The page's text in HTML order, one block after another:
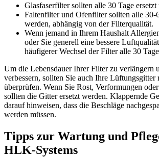
Glasfaserfilter sollten alle 30 Tage ersetzt
Faltenfilter und Ofenfilter sollten alle 30-
werden, abhängig von der Filterqualität.
Wenn jemand in Ihrem Haushalt
oder Sie generell eine bessere
häufigerer Wechsel der Filter alle 30
Um die Lebensdauer Ihrer Filter zu verlängern
verbessern, sollten Sie auch Ihre Lüftungsgitter
überprüfen. Wenn Sie Rost, Verformungen
sollten die Gitter ersetzt werden. Klappernde
darauf hinweisen, dass die Beschläge
werden müssen.
Tipps zur Wartung und
HLK-Systems